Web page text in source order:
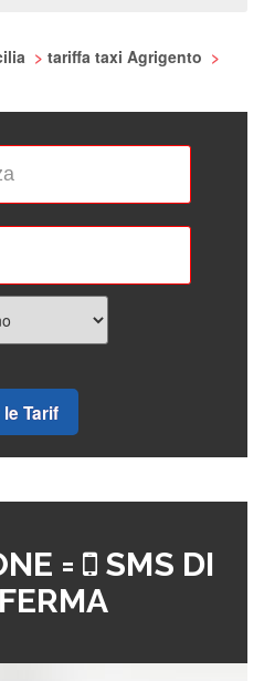
> tariffa taxi Agrigento >
Tarif
=
SMS DI